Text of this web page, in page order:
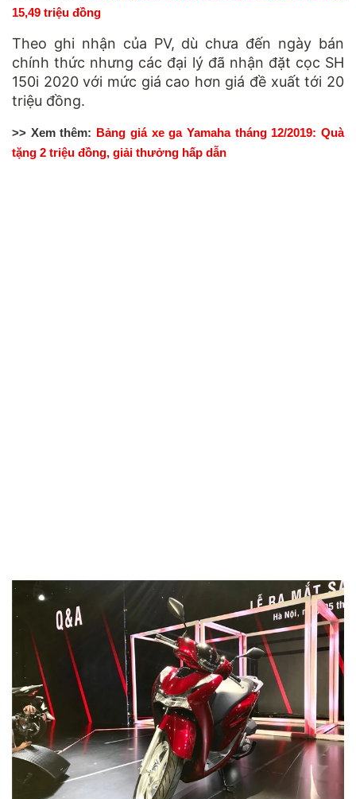
15,49 triệu đồng
Theo ghi nhận của PV, dù chưa đến ngày bán
chính thức nhưng các đại lý đã nhận đặt cọc SH
150i 2020 với mức giá cao hơn giá đề xuất tới 20
triệu đồng.
>> Xem thêm: Bảng giá xe ga Yamaha tháng 12/2019: Quà
tặng 2 triệu đồng, giải thưởng hấp dẫn